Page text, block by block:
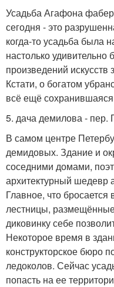
Усадьба Агафона
сегодня - это
когда-то усадьба
настолько
произведений
Кстати, о богатом
всё ещё
5. дача демилова - пер.
В самом центре
демидовых. Здание и
соседними домами,
архитектурный шедевр
Главное, что бросается
лестницы,
диковинку себе
Некоторое время в
конструкторское бюро
ледоколов. Сейчас
попасть на ее